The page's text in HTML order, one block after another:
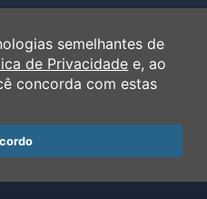
semelhantes de
de Privacidade e, ao
concorda com estas